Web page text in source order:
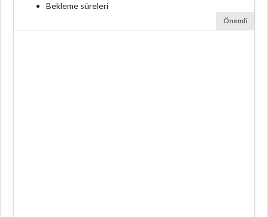
Bekleme süreleri
Önemli